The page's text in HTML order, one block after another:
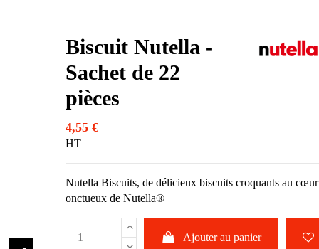
Biscuit Nutella -
Sachet de 22
pièces
4,55 €
HT
Nutella Biscuits, de délicieux biscuits croquants au cœur
onctueux de Nutella®
Ajouter au panier